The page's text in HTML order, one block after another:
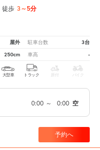
徒歩 3～5分
屋外 駐車台数 3台
250cm 車高 -
大型車 トラック 原付 バイク
0:00 ～ 0:00 空
予約へ